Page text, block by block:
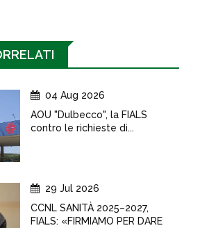
04 Aug 2026
AOU "Dulbecco", la FIALS
contro le richieste di...
29 Jul 2026
CCNL SANITÀ 2025–2027,
FIALS: «FIRMIAMO PER DARE